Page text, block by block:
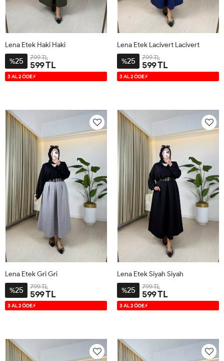
Lena Etek Haki Haki
%25 799 TL
599 TL
3 AL 2 ÖDE⚡
Lena Etek Lacivert Lacivert
%25 799 TL
599 TL
3 AL 2 ÖDE⚡
Lena Etek Gri Gri
%25 799 TL
599 TL
3 AL 2 ÖDE⚡
Lena Etek Siyah Siyah
%25 799 TL
599 TL
3 AL 2 ÖDE⚡